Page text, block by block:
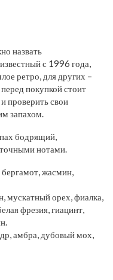
назвать
с 1996 года,
ретро, для других –
покупкой стоит
проверить свои
запахом.
бодрящий,
нотами.
жасмин,
мускатный орех, фиалка,
фрезия, гиацинт,
амбра, дубовый мох,